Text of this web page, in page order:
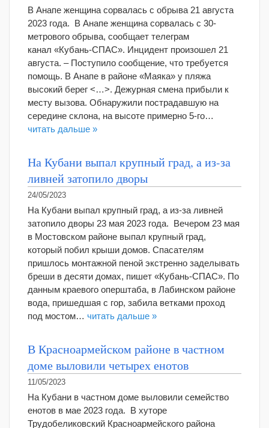
В Анапе женщина сорвалась с обрыва 21 августа
2023 года. В Анапе женщина сорвалась с 30-
метрового обрыва, сообщает телеграм
канал «Кубань-СПАС». Инцидент произошел 21
августа. – Поступило сообщение, что требуется
помощь. В Анапе в районе «Маяка» у пляжа
высокий берег <…>. Дежурная смена прибыли к
месту вызова. Обнаружили пострадавшую на
середине склона, на высоте примерно 5-го…
читать дальше »
На Кубани выпал крупный град, а из-за
ливней затопило дворы
24/05/2023
На Кубани выпал крупный град, а из-за ливней
затопило дворы 23 мая 2023 года. Вечером 23 мая
в Мостовском районе выпал крупный град,
который побил крыши домов. Спасателям
пришлось монтажной пеной экстренно заделывать
бреши в десяти домах, пишет «Кубань-СПАС». По
данным краевого оперштаба, в Лабинском районе
вода, пришедшая с гор, забила ветками проход
под мостом… читать дальше »
В Красноармейском районе в частном
доме выловили четырех енотов
11/05/2023
На Кубани в частном доме выловили семейство
енотов в мае 2023 года. В хуторе
Трудобеликовский Красноармейского района